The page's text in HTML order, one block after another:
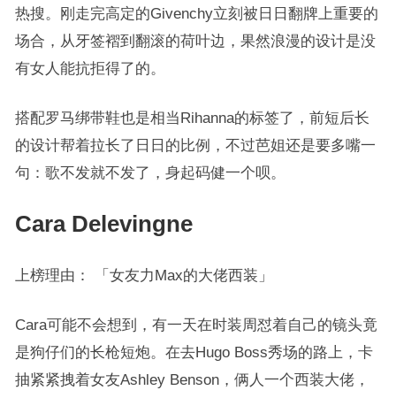
热搜。刚走完高定的Givenchy立刻被日日翻牌上重要的
场合，从牙签褶到翻滚的荷叶边，果然浪漫的设计是没
有女人能抗拒得了的。
搭配罗马绑带鞋也是相当Rihanna的标签了，前短后长
的设计帮着拉长了日日的比例，不过芭姐还是要多嘴一
句：歌不发就不发了，身起码健一个呗。
Cara Delevingne
上榜理由： 「女友力Max的大佬西装」
Cara可能不会想到，有一天在时装周怼着自己的镜头竟
是狗仔们的长枪短炮。在去Hugo Boss秀场的路上，卡
抽紧紧拽着女友Ashley Benson，俩人一个西装大佬，